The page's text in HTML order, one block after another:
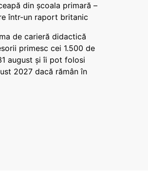
din școala primară –
într-un raport britanic
de carieră didactică
primesc cei 1.500 de
august și îi pot folosi
2027 dacă rămân în